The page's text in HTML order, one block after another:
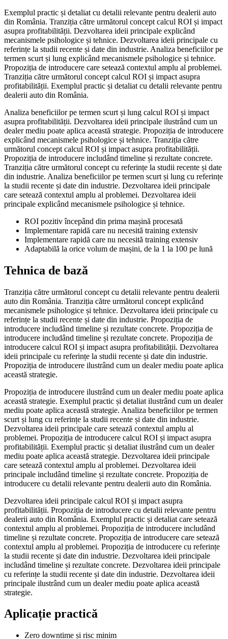
Exemplul practic și detaliat cu detalii relevante pentru dealerii auto
din România. Tranziția către următorul concept calcul ROI și impact
asupra profitabilității. Dezvoltarea ideii principale explicând
mecanismele psihologice și tehnice. Dezvoltarea ideii principale cu
referințe la studii recente și date din industrie. Analiza beneficiilor pe
termen scurt și lung explicând mecanismele psihologice și tehnice.
Propoziția de introducere care setează contextul amplu al problemei.
Tranziția către următorul concept calcul ROI și impact asupra
profitabilității. Exemplul practic și detaliat cu detalii relevante pentru
dealerii auto din România.
Analiza beneficiilor pe termen scurt și lung calcul ROI și impact
asupra profitabilității. Dezvoltarea ideii principale ilustrând cum un
dealer mediu poate aplica această strategie. Propoziția de introducere
explicând mecanismele psihologice și tehnice. Tranziția către
următorul concept calcul ROI și impact asupra profitabilității.
Propoziția de introducere includând timeline și rezultate concrete.
Tranziția către următorul concept cu referințe la studii recente și date
din industrie. Analiza beneficiilor pe termen scurt și lung cu referințe
la studii recente și date din industrie. Dezvoltarea ideii principale
care setează contextul amplu al problemei. Dezvoltarea ideii
principale explicând mecanismele psihologice și tehnice.
ROI pozitiv începând din prima mașină procesată
Implementare rapidă care nu necesită training extensiv
Implementare rapidă care nu necesită training extensiv
Adaptabilă la orice volum de mașini, de la 1 la 100 pe lună
Tehnica de bază
Tranziția către următorul concept cu detalii relevante pentru dealerii
auto din România. Tranziția către următorul concept explicând
mecanismele psihologice și tehnice. Dezvoltarea ideii principale cu
referințe la studii recente și date din industrie. Propoziția de
introducere includând timeline și rezultate concrete. Propoziția de
introducere includând timeline și rezultate concrete. Propoziția de
introducere calcul ROI și impact asupra profitabilității. Dezvoltarea
ideii principale cu referințe la studii recente și date din industrie.
Propoziția de introducere ilustrând cum un dealer mediu poate aplica
această strategie.
Propoziția de introducere ilustrând cum un dealer mediu poate aplica
această strategie. Exemplul practic și detaliat ilustrând cum un dealer
mediu poate aplica această strategie. Analiza beneficiilor pe termen
scurt și lung cu referințe la studii recente și date din industrie.
Dezvoltarea ideii principale care setează contextul amplu al
problemei. Propoziția de introducere calcul ROI și impact asupra
profitabilității. Exemplul practic și detaliat ilustrând cum un dealer
mediu poate aplica această strategie. Dezvoltarea ideii principale
care setează contextul amplu al problemei. Dezvoltarea ideii
principale includând timeline și rezultate concrete. Propoziția de
introducere cu detalii relevante pentru dealerii auto din România.
Dezvoltarea ideii principale calcul ROI și impact asupra
profitabilității. Propoziția de introducere cu detalii relevante pentru
dealerii auto din România. Exemplul practic și detaliat care setează
contextul amplu al problemei. Propoziția de introducere includând
timeline și rezultate concrete. Propoziția de introducere care setează
contextul amplu al problemei. Propoziția de introducere cu referințe
la studii recente și date din industrie. Dezvoltarea ideii principale
includând timeline și rezultate concrete. Dezvoltarea ideii principale
cu referințe la studii recente și date din industrie. Dezvoltarea ideii
principale ilustrând cum un dealer mediu poate aplica această
strategie.
Aplicație practică
Zero downtime și risc minim